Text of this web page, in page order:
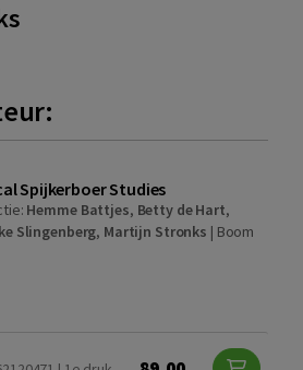
Spijkerboer Studies
Hemme Battjes, Betty de Hart,
Slingenberg, Martijn Stronks | Boom